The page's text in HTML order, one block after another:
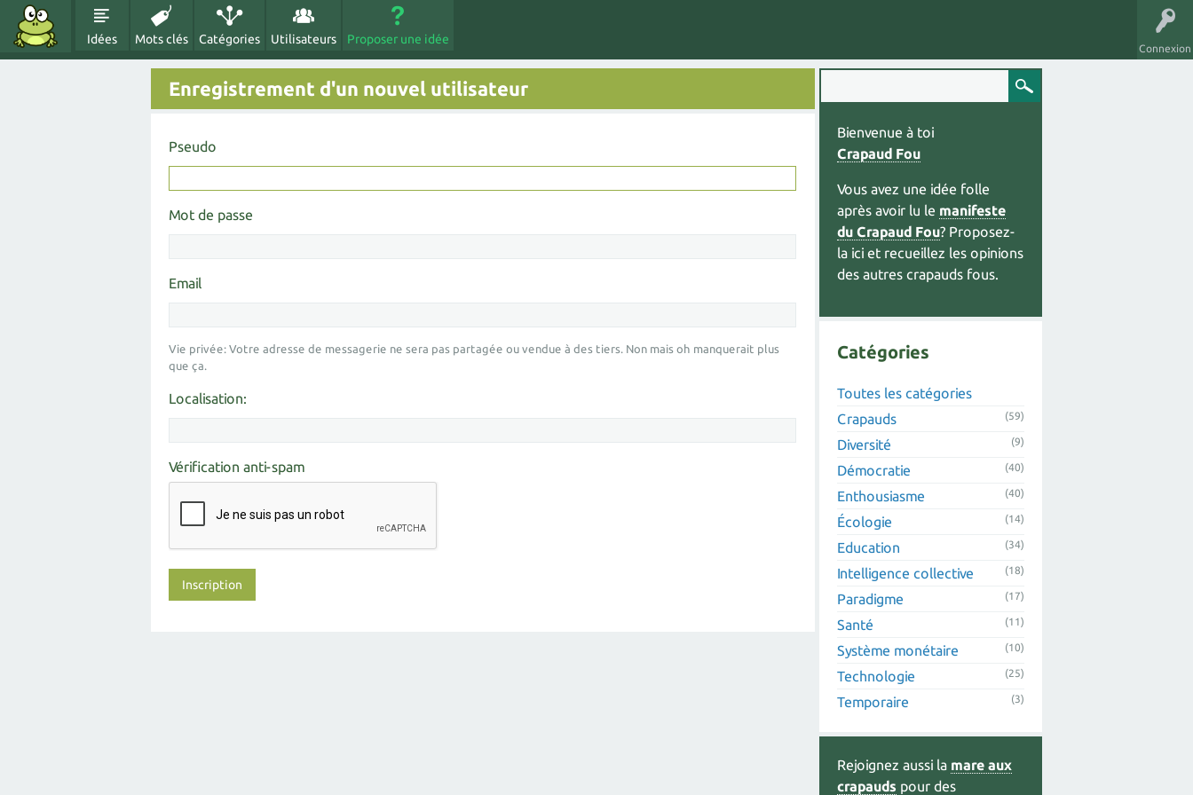
Connexion
Idées Mots clés Catégories Utilisateurs Proposer une idée
Enregistrement d'un nouvel utilisateur
Pseudo
Mot de passe
Email
Vie privée: Votre adresse de messagerie ne sera pas partagée ou vendue à des tiers. Non mais oh manquerait plus
que ça.
Localisation:
Vérification anti-spam
Bienvenue à toi
Crapaud Fou
Vous avez une idée folle
après avoir lu le manifeste
du Crapaud Fou? Proposez-
la ici et recueillez les opinions
des autres crapauds fous.
Catégories
Toutes les catégories
Crapauds
(59)
Diversité (9)
Démocratie (40)
Enthousiasme (40)
Écologie (14)
Education (34)
Intelligence collective (18)
Paradigme (17)
Santé (11)
Système monétaire (10)
Technologie (25)
Temporaire (3)
Rejoignez aussi la mare aux
crapauds pour des